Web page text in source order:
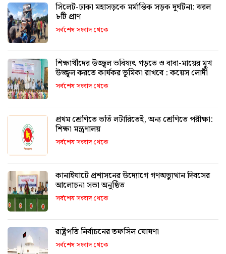
সিলেট-ঢাকা মহাসড়কে মর্মান্তিক সড়ক দুর্ঘটনা: ঝরল
৮টি প্রাণ
সর্বশেষ সংবাদ থেকে
শিক্ষার্থীদের উজ্জ্বল ভবিষ্যৎ গড়তে ও বাবা-মায়ের মুখ
উজ্জ্বল করতে কার্যকর ভূমিকা রাখবে : কয়েস লোদী
সর্বশেষ সংবাদ থেকে
প্রথম শ্রেণিতে ভর্তি লটারিতেই, অন্য শ্রেণিতে পরীক্ষা:
শিক্ষা মন্ত্রণালয়
সর্বশেষ সংবাদ থেকে
কানাইঘাটে প্রশাসনের উদ্যোগে গণঅভ্যুত্থান দিবসের
আলোচনা সভা অনুষ্ঠিত
সর্বশেষ সংবাদ থেকে
রাষ্ট্রপতি নির্বাচনের তফসিল ঘোষণা
সর্বশেষ সংবাদ থেকে